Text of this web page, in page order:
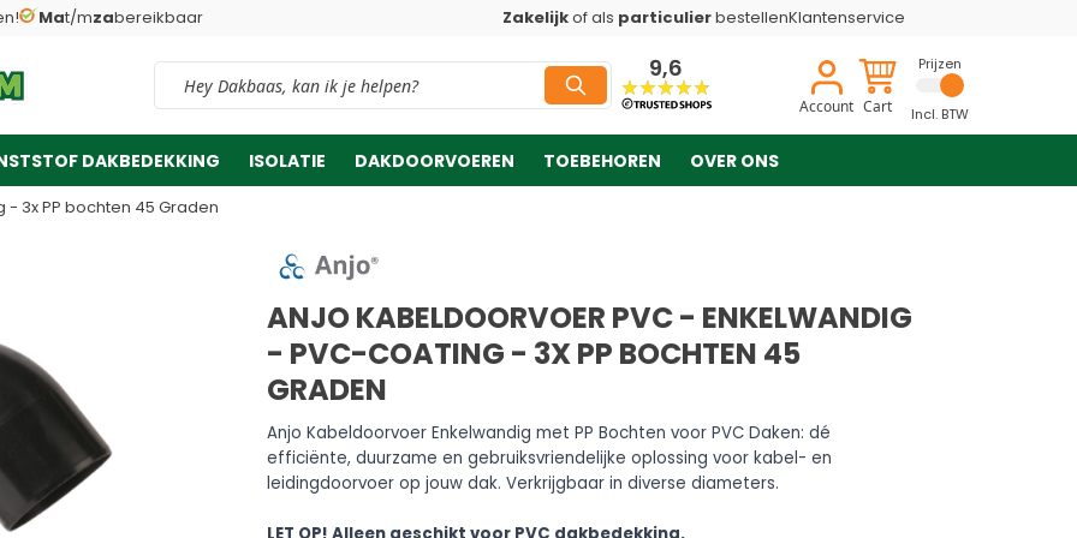
Mat/mzabereikbaar Zakelijkof als particulierbestellenKlantenservice
Vind snel jouw product 9,6
Account Cart
Prijzen
Incl. BTW
DAKBEDEKKING ISOLATIE DAKDOORVOEREN TOEBEHOREN OVER ONS
3x PP bochten 45 Graden
ANJO KABELDOORVOER PVC - ENKELWANDIG
- PVC-COATING - 3X PP BOCHTEN 45
GRADEN
Anjo Kabeldoorvoer Enkelwandig met PP Bochten voor PVC Daken: dé
efficiënte, duurzame en gebruiksvriendelijke oplossing voor kabel- en
leidingdoorvoer op jouw dak. Verkrijgbaar in diverse diameters.
LET OP! Alleen geschikt voor PVC dakbedekking.